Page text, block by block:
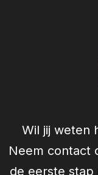
Wil jij weten
Neem contact
de eerste stap